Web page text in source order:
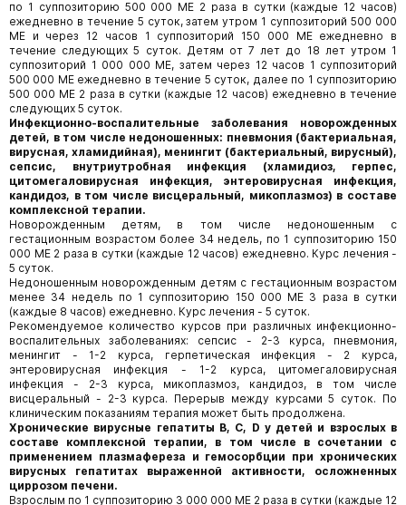
по 1 суппозиторию 500 000 МЕ 2 раза в сутки (каждые 12 часов)
ежедневно в течение 5 суток, затем утром 1 суппозиторий 500 000
МЕ и через 12 часов 1 суппозиторий 150 000 МЕ ежедневно в
течение следующих 5 суток. Детям от 7 лет до 18 лет утром 1
суппозиторий 1 000 000 МЕ, затем через 12 часов 1 суппозиторий
500 000 МЕ ежедневно в течение 5 суток, далее по 1 суппозиторию
500 000 МЕ 2 раза в сутки (каждые 12 часов) ежедневно в течение
следующих 5 суток.
Инфекционно-воспалительные заболевания новорожденных
детей, в том числе недоношенных: пневмония (бактериальная,
вирусная, хламидийная), менингит (бактериальный, вирусный),
сепсис, внутриутробная инфекция (хламидиоз, герпес,
цитомегаловирусная инфекция, энтеровирусная инфекция,
кандидоз, в том числе висцеральный, микоплазмоз) в составе
комплексной терапии.
Новорожденным детям, в том числе недоношенным с
гестационным возрастом более 34 недель, по 1 суппозиторию 150
000 МЕ 2 раза в сутки (каждые 12 часов) ежедневно. Курс лечения -
5 суток.
Недоношенным новорожденным детям с гестационным возрастом
менее 34 недель по 1 суппозиторию 150 000 МЕ 3 раза в сутки
(каждые 8 часов) ежедневно. Курс лечения - 5 суток.
Рекомендуемое количество курсов при различных инфекционно-
воспалительных заболеваниях: сепсис - 2-3 курса, пневмония,
менингит - 1-2 курса, герпетическая инфекция - 2 курса,
энтеровирусная инфекция - 1-2 курса, цитомегаловирусная
инфекция - 2-3 курса, микоплазмоз, кандидоз, в том числе
висцеральный - 2-3 курса. Перерыв между курсами 5 суток. По
клиническим показаниям терапия может быть продолжена.
Хронические вирусные гепатиты В, С, D у детей и взрослых в
составе комплексной терапии, в том числе в сочетании с
применением плазмафереза и гемосорбции при хронических
вирусных гепатитах выраженной активности, осложненных
циррозом печени.
Взрослым по 1 суппозиторию 3 000 000 МЕ 2 раза в сутки (каждые 12